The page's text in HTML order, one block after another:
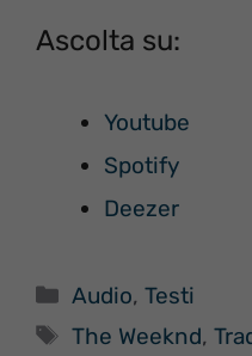
Ascolta su:
Youtube
Spotify
Deezer
Categorie
Audio,Testi
Tag
The Weeknd,